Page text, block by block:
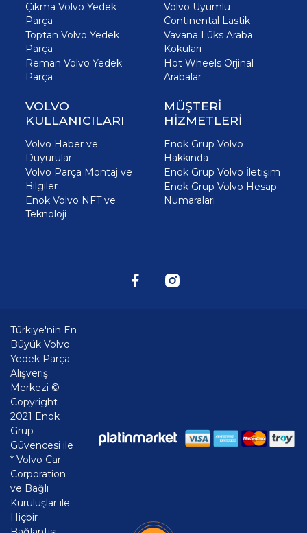
Çıkma Volvo Yedek
Parça
Toptan Volvo Yedek
Parça
Reman Volvo Yedek
Parça
Volvo Uyumlu
Continental Lastik
Vavana Lüks Araba
Kokuları
Hot Wheels Orjinal
Arabalar
VOLVO
KULLANICILARI
Volvo Haber ve
Duyurular
Volvo Parça Montaj ve
Bilgiler
Enok Volvo NFT ve
Teknoloji
MÜŞTERİ
HİZMETLERİ
Enok Grup Volvo
Hakkında
Enok Grup Volvo İletişim
Enok Grup Volvo Hesap
Numaraları
Türkiye'nin En
Büyük Volvo
Yedek Parça
Alışveriş
Merkezi ©
Copyright
2021 Enok
Grup
Güvencesi ile
* Volvo Car
Corporation
ve Bağlı
Kuruluşlar ile
Hiçbir